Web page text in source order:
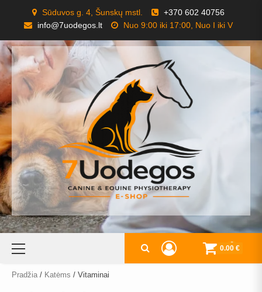
content
Sūduvos g. 4, Šunskų mstl.
+370 602 40756
info@7uodegos.lt
Nuo 9:00 iki 17:00, Nuo I iki V
Primary
0
0.00 €
Pradžia / Katėms / Vitaminai